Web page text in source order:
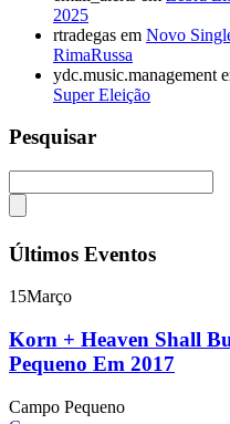
2025
rtradegas em Novo
RimaRussa
ydc.music.management
Super Eleição
Pesquisar
Últimos Eventos
15Março
Korn + Heaven Shall
Pequeno Em 2017
Campo Pequeno